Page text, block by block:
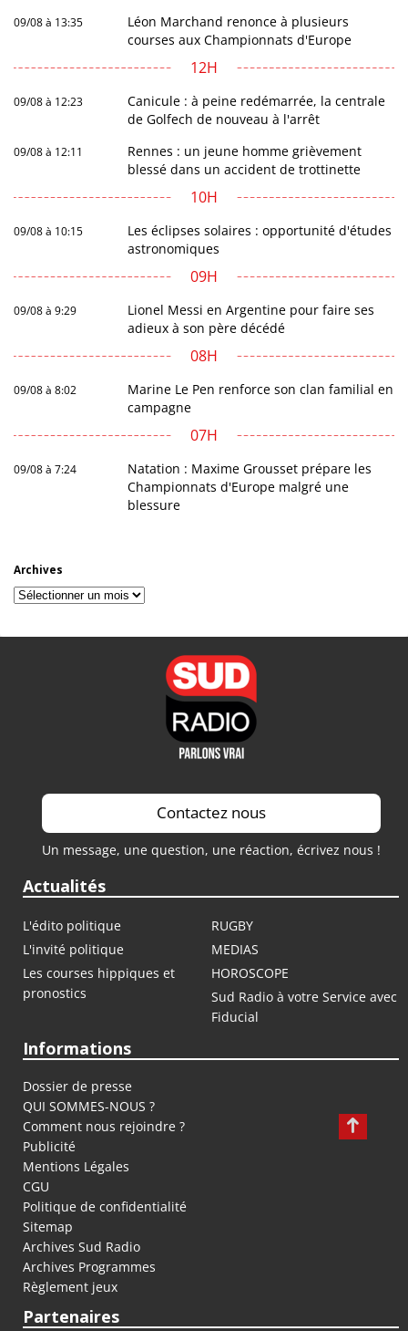
09/08 à 13:35
Léon Marchand renonce à plusieurs
courses aux Championnats d'Europe
12H
09/08 à 12:23
Canicule : à peine redémarrée, la centrale
de Golfech de nouveau à l'arrêt
09/08 à 12:11
Rennes : un jeune homme grièvement
blessé dans un accident de trottinette
10H
09/08 à 10:15
Les éclipses solaires : opportunité d'études
astronomiques
09H
09/08 à 9:29
Lionel Messi en Argentine pour faire ses
adieux à son père décédé
08H
09/08 à 8:02
Marine Le Pen renforce son clan familial en
campagne
07H
09/08 à 7:24
Natation : Maxime Grousset prépare les
Championnats d'Europe malgré une
blessure
Archives
Archives
Contactez nous
Un message, une question, une réaction, écrivez nous !
Actualités
L'édito politique
RUGBY
L'invité politique
MEDIAS
Les courses hippiques et
pronostics
HOROSCOPE
Sud Radio à votre Service avec
Fiducial
Informations
Dossier de presse
QUI SOMMES-NOUS ?
Comment nous rejoindre ?
Publicité
Mentions Légales
CGU
Politique de confidentialité
Sitemap
Archives Sud Radio
Archives Programmes
Règlement jeux
Partenaires